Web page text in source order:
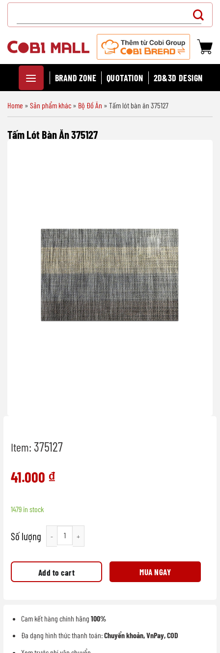
Chuyển
dung
for:
BRAND ZONE QUOTATION 2D&3D DESIGN
Home » Sản phẩm khác » Bộ Đồ Ăn » Tấm lót bàn ăn 375127
Tấm Lót Bàn Ăn 375127
Item: 375127
41.000 ₫
1479 in stock
Tấm lót bàn ăn 375127 quantity
Add to cart MUA NGAY
Cam kết hàng chính hãng 100%
Đa dạng hình thức thanh toán:Chuyển khoản, VnPay, COD